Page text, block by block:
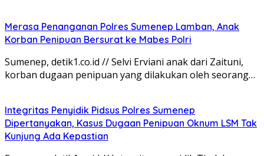
Merasa Penanganan Polres Sumenep Lamban, Anak
Korban Penipuan Bersurat ke Mabes Polri
Sumenep, detik1.co.id // Selvi Erviani anak dari Zaituni,
korban dugaan penipuan yang dilakukan oleh seorang…
Integritas Penyidik Pidsus Polres Sumenep
Dipertanyakan, Kasus Dugaan Penipuan Oknum LSM Tak
Kunjung Ada Kepastian